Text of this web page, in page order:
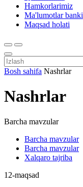
Hamkorlarimiz
Ma'lumotlar banki
Maqsad holati
Bosh sahifa Nashrlar
Nashrlar
Barcha mavzular
Barcha mavzular
Barcha mavzular
Xalqaro tajriba
12-maqsad